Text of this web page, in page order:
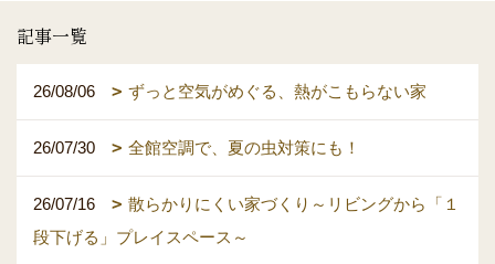
記事一覧
26/08/06 ずっと空気がめぐる、熱がこもらない家
26/07/30 全館空調で、夏の虫対策にも！
26/07/16
散らかりにくい家づくり～リビングから「１
段下げる」プレイスペース～